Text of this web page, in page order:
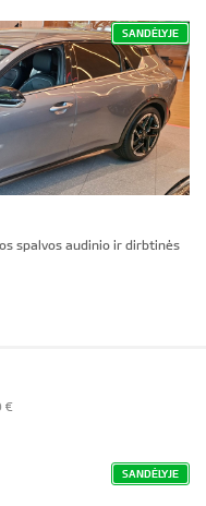
SANDĖLYJE
spalvos audinio ir dirbtinės
€
SANDĖLYJE